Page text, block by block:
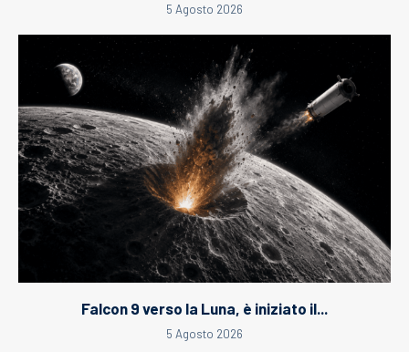
5 Agosto 2026
Falcon 9 verso la Luna, è iniziato il...
5 Agosto 2026